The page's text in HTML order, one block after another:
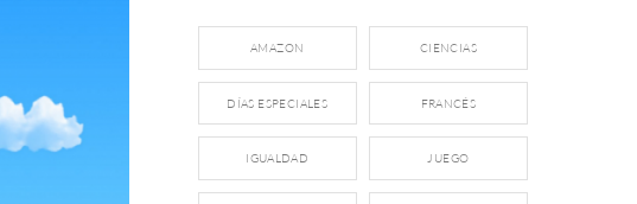
AMAZON CIENCIAS
DÍAS ESPECIALES FRANCÉS
IGUALDAD JUEGO